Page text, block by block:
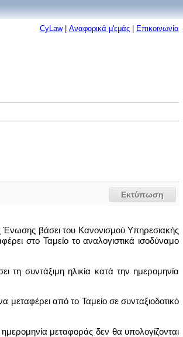
CyLaw| Αναφορικά μ'εμάς| Επικοινωνία
Εκτύπωση
Ένωσης βάσει του Κανονισμού Υπηρεσιακής
στο Ταμείο το αναλογιστικά ισοδύναμο
τη συντάξιμη ηλικία κατά την ημερομηνία
από το Ταμείο σε συνταξιοδοτικό
μεταφοράς δεν θα υπολογίζονται